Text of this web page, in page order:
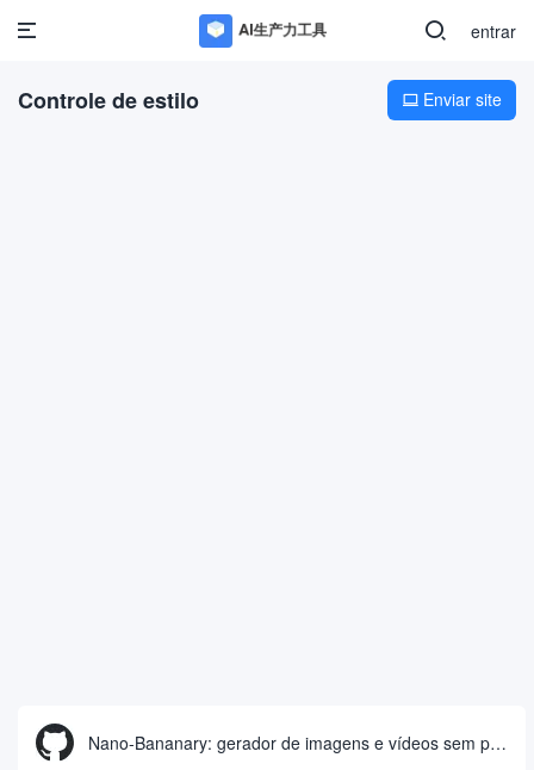
entrar
Controle de estilo  Enviar site
Nano-Bananary: gerador de imagens e vídeos sem palavras de alerta